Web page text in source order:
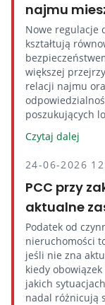
najmu
Nowe regulacje
kształtują
większej
relacji najmu
poszukujących
Czytaj dalej
24-06-2026
PCC przy
aktualne
Podatek od
nieruchomości
jeśli nie zna
kiedy
jakich
nadal różnicują